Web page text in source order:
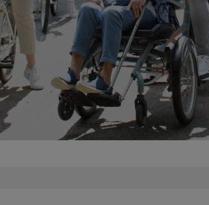
Veluwe maakt op deze website
dat met pagina's van deze
door uw browser op uw harde
opgeslagen informatie kan bij een
De cookies die op deze
en marketing cookies. De
wordt in dit Cookie Statement
gebruikte cookies is te vinden